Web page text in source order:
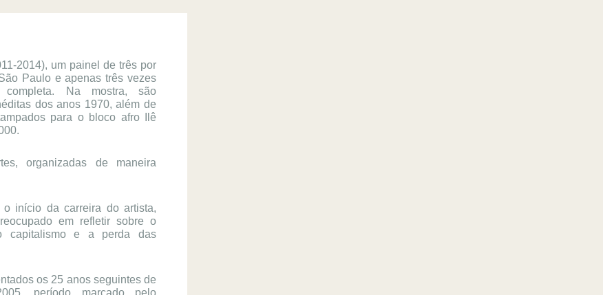
2014), um painel de três por
Paulo e apenas três vezes
Na mostra, são
dos anos 1970, além de
para o bloco afro Ilê
organizadas de maneira
o início da carreira do artista,
em refletir sobre o
capitalismo e a perda das
os 25 anos seguintes de
período marcado pelo